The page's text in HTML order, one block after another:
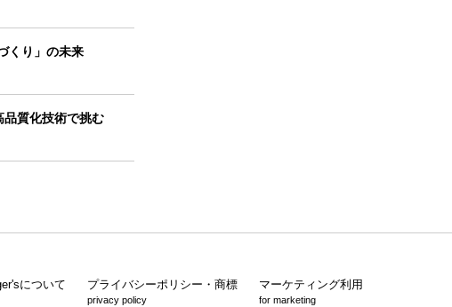
くり」の未来
品質化技術で挑む
について プライバシーポリシー・商標
privacy policy
マーケティング利用
for marketing